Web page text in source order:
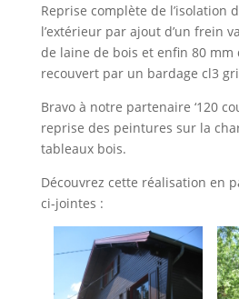
Reprise complète de l’isolation
l’extérieur par ajout d’un frein
de laine de bois et enfin 80 mm
recouvert par un bardage cl3
Bravo à notre partenaire ‘120
reprise des peintures sur la
tableaux bois.
Découvrez cette réalisation en
ci-jointes :